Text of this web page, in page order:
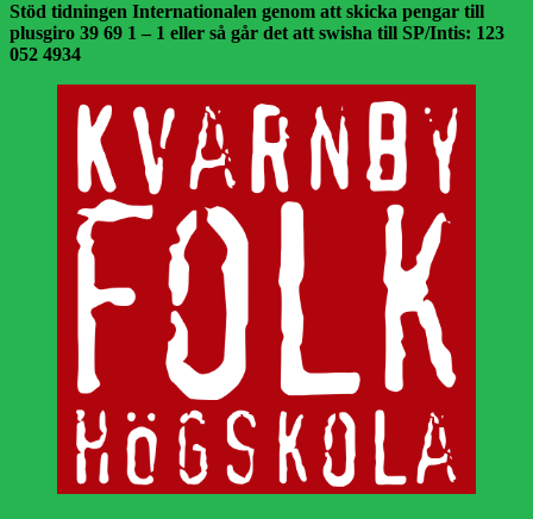
Stöd tidningen Internationalen genom att skicka pengar till
plusgiro 39 69 1 – 1 eller så går det att swisha till SP/Intis: 123
052 4934